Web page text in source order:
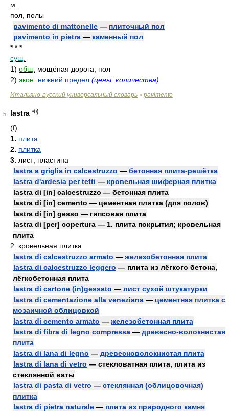
м.
пол, полы
pavimento di mattonelle — плиточный пол
pavimento in pietra — каменный пол
* * *
сущ.
1) общ.
мощёная дорога, пол
2) экон. нижний предел (цены, количества)
Итальяно-русский универсальный словарь > pavimento
5
lastra
(f)
1. плита
2. плитка
3. лист; пластина
lastra a griglia in calcestruzzo — бетонная плита-решётка
lastra d'ardesia per tetti — кровельная шиферная плитка
lastra di [in] calcestruzzo — бетонная плита
lastra di [in] cemento — цементная плитка (для полов)
lastra di [in] gesso — гипсовая плита
lastra di [per] copertura — 1. плита покрытия; кровельная
плита
2. кровельная плитка
lastra di calcestruzzo armato — железобетонная плита
lastra di calcestruzzo leggero — плита из лёгкого бетона,
лёгкобетонная плита
lastra di cartone (in)gessato — лист сухой штукатурки
lastra di cementazione alla veneziana — цементная плитка с
мозаичной облицовкой
lastra di cemento armato — железобетонная плита
lastra di fibra di legno compressa — древесно-волокнистая
плита
lastra di lana di legno — древесноволокнистая плита
lastra di lana di vetro — стекловатная плита, плита из
стеклянной ваты
lastra di pasta di vetro — стеклянная (облицовочная)
плитка
lastra di pietra naturale — плита из природного камня